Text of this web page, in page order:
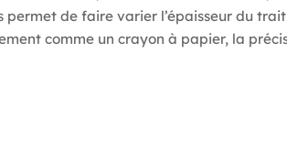
permet de faire varier l’épaisseur du
comme un crayon à papier, la